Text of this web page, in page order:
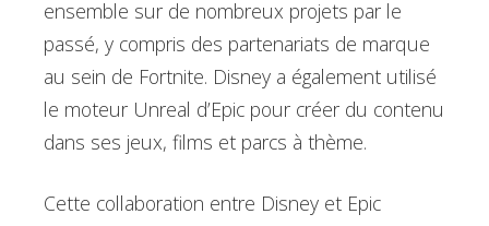
ensemble sur de nombreux projets par le
passé, y compris des partenariats de marque
au sein de Fortnite. Disney a également utilisé
le moteur Unreal d’Epic pour créer du contenu
dans ses jeux, films et parcs à thème.
Cette collaboration entre Disney et Epic